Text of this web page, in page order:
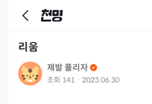
리움
제발 풀리자
조회 141 · 2023.06.30